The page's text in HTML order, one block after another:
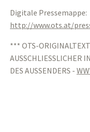
Digitale Pressemappe:
http://www.ots.at/
*** OTS-
AUSSCHLIESSLICHER
DES AUSSENDERS -